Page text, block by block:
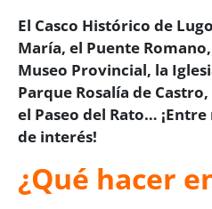
El Casco Histórico de
María, el Puente
Museo Provincial, la
Parque Rosalía de
el Paseo del Rato…
de interés!
¿Qué hacer